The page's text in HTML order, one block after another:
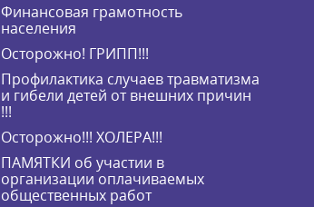
Финансовая грамотность
населения
Осторожно! ГРИПП!!!
Профилактика случаев травматизма
и гибели детей от внешних причин
!!!
Осторожно!!! ХОЛЕРА!!!
ПАМЯТКИ об участии в
организации оплачиваемых
общественных работ